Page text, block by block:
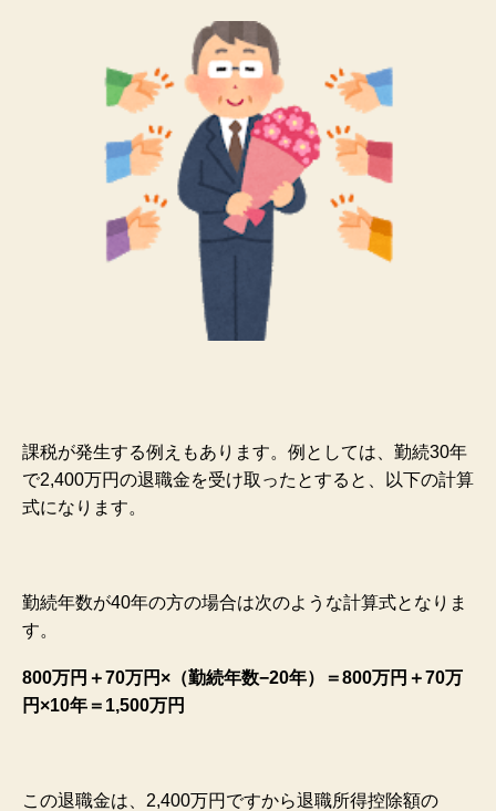
課税が発生する例えもあります。例としては、勤続30年
で2,400万円の退職金を受け取ったとすると、以下の計算
式になります。
勤続年数が40年の方の場合は次のような計算式となりま
す。
800万円＋70万円×（勤続年数−20年）＝800万円＋70万
円×10年＝1,500万円
この退職金は、2,400万円ですから退職所得控除額の